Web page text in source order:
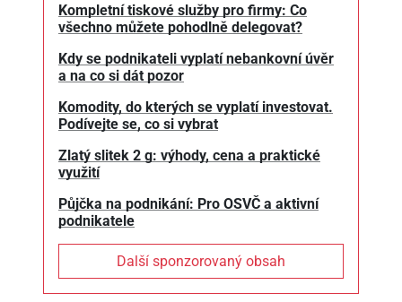
Kompletní tiskové služby pro firmy: Co
všechno můžete pohodlně delegovat?
Kdy se podnikateli vyplatí nebankovní úvěr
a na co si dát pozor
Komodity, do kterých se vyplatí investovat.
Podívejte se, co si vybrat
Zlatý slitek 2 g: výhody, cena a praktické
využití
Půjčka na podnikání: Pro OSVČ a aktivní
podnikatele
Další sponzorovaný obsah